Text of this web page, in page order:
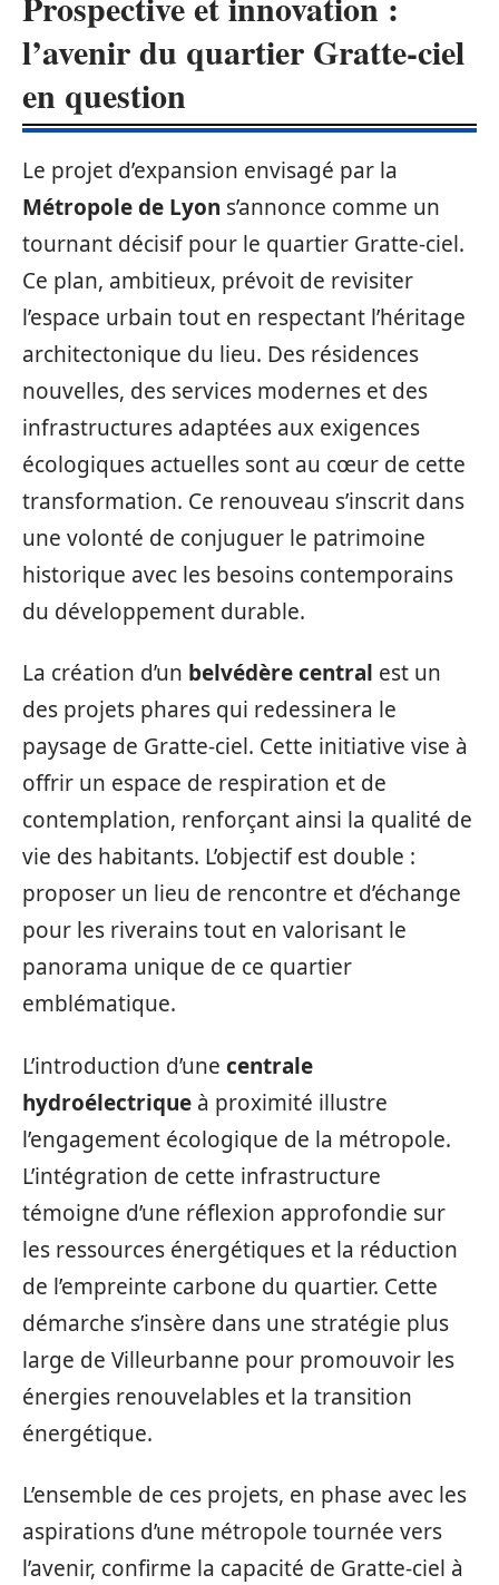
l’avenir du quartier Gratte-ciel
en question
Le projet d’expansion envisagé par la
Métropole de Lyon s’annonce comme un
tournant décisif pour le quartier Gratte-ciel.
Ce plan, ambitieux, prévoit de revisiter
l’espace urbain tout en respectant l’héritage
architectonique du lieu. Des résidences
nouvelles, des services modernes et des
infrastructures adaptées aux exigences
écologiques actuelles sont au cœur de cette
transformation. Ce renouveau s’inscrit dans
une volonté de conjuguer le patrimoine
historique avec les besoins contemporains
du développement durable.
La création d’un belvédère central est un
des projets phares qui redessinera le
paysage de Gratte-ciel. Cette initiative vise à
offrir un espace de respiration et de
contemplation, renforçant ainsi la qualité de
vie des habitants. L’objectif est double :
proposer un lieu de rencontre et d’échange
pour les riverains tout en valorisant le
panorama unique de ce quartier
emblématique.
L’introduction d’une centrale
hydroélectrique à proximité illustre
l’engagement écologique de la métropole.
L’intégration de cette infrastructure
témoigne d’une réflexion approfondie sur
les ressources énergétiques et la réduction
de l’empreinte carbone du quartier. Cette
démarche s’insère dans une stratégie plus
large de Villeurbanne pour promouvoir les
énergies renouvelables et la transition
énergétique.
L’ensemble de ces projets, en phase avec les
aspirations d’une métropole tournée vers
l’avenir, confirme la capacité de Gratte-ciel à